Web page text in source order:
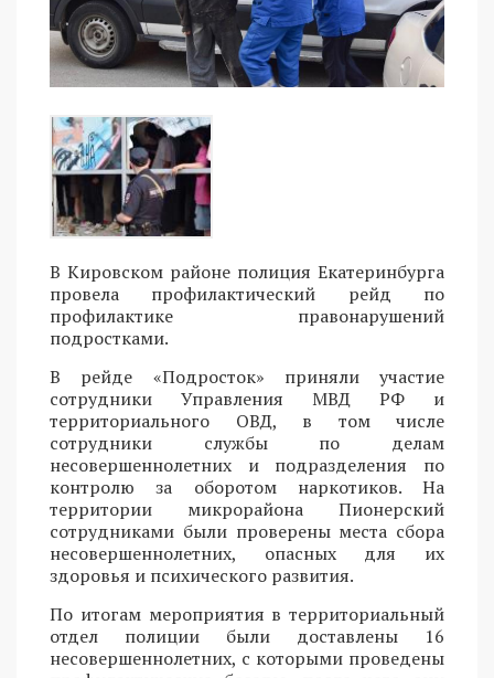
В Кировском районе полиция Екатеринбурга
провела профилактический рейд по
профилактике правонарушений
подростками.
В рейде «Подросток» приняли участие
сотрудники Управления МВД РФ и
территориального ОВД, в том числе
сотрудники службы по делам
несовершеннолетних и подразделения по
контролю за оборотом наркотиков. На
территории микрорайона Пионерский
сотрудниками были проверены места сбора
несовершеннолетних, опасных для их
здоровья и психического развития.
По итогам мероприятия в территориальный
отдел полиции были доставлены 16
несовершеннолетних, с которыми проведены